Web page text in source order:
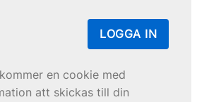
LOGGA IN
en cookie med
att skickas till din